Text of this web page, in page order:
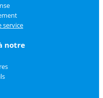
service
notre